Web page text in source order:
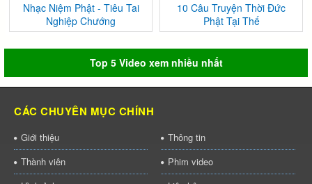
Nhạc Niệm Phật - Tiêu Tai
Nghiệp Chướng
10 Câu Truyện Thời Đức
Phật Tại Thế
Top 5 Video xem nhiều nhất
CÁC CHUYÊN MỤC CHÍNH
Giới thiệu
Thông tin
Thành viên
Phim video